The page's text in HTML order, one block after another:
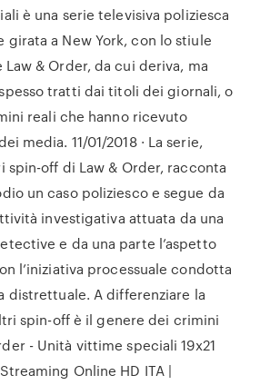
è una serie televisiva poliziesca
girata a New York, con lo stiule
Law & Order, da cui deriva, ma
tratti dai titoli dei giornali, o
reali che hanno ricevuto
media. 11/01/2018 · La serie,
spin-off di Law & Order, racconta
un caso poliziesco e segue da
investigativa attuata da una
e da una parte l’aspetto
l’iniziativa processuale condotta
distrettuale. A differenziare la
spin-off è il genere dei crimini
- Unità vittime speciali 19x21
Online HD ITA |